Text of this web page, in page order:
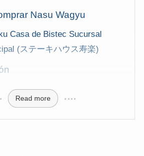
Nasu Wagyu
Casa de Bistec Sucursal
(ステーキハウス寿楽)
Read more